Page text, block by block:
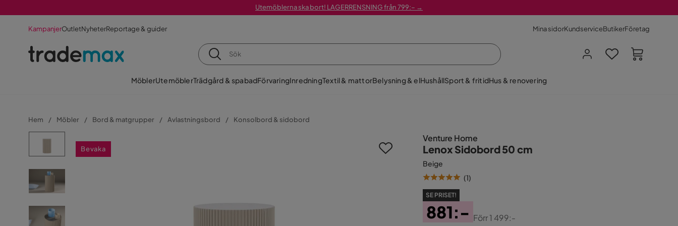
Utemöblerna ska bort! LAGERRENSNING från 799:– →
KampanjerOutletNyheterReportage & guider Mina sidorKundserviceButikerFöretag
MöblerUtemöblerTrädgård & spabadFörvaringInredningTextil & mattorBelysning & elHushållSport & fritidHus & renovering
Hem Möbler Bord & matgrupper Avlastningsbord Konsolbord & sidobord
Bevaka
Venture Home
Lenox Sidobord 50 cm
Beige
(1)
SE PRISET!
881:- Förr1 499:-